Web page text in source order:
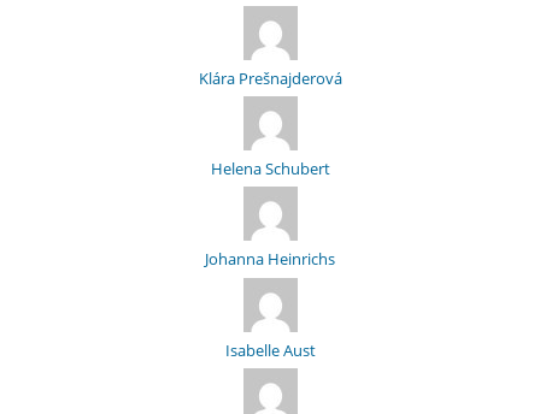
Klára Prešnajderová
Helena Schubert
Johanna Heinrichs
Isabelle Aust